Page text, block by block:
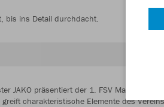
bis ins Detail durchdacht.
JAKO präsentiert der 1. FSV Mainz 05
charakteristische Elemente des